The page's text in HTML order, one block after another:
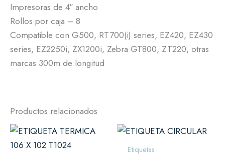
Impresoras de 4″ ancho
Rollos por caja – 8
Compatible con G500, RT700(i) series, EZ420, EZ430
series, EZ2250i, ZX1200i, Zebra GT800, ZT220, otras
marcas 300m de longitud
Productos relacionados
Etiquetas